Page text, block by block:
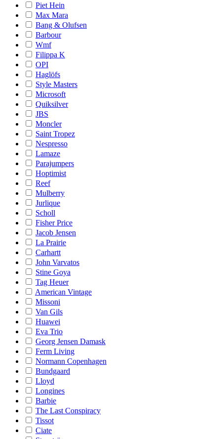
Piet Hein
Max Mara
Bang & Olufsen
Barbour
Wmf
Filippa K
OPI
Haglöfs
Style Masters
Microsoft
Quiksilver
JBS
Moncler
Saint Tropez
Nespresso
Lamaze
Parajumpers
Hoptimist
Reef
Mulberry
Jurlique
Scholl
Fisher Price
Jacob Jensen
La Prairie
Carhartt
John Varvatos
Stine Goya
Tag Heuer
American Vintage
Missoni
Van Gils
Huawei
Eva Trio
Georg Jensen Damask
Ferm Living
Normann Copenhagen
Bundgaard
Lloyd
Longines
Barbie
The Last Conspiracy
Tissot
Ciate